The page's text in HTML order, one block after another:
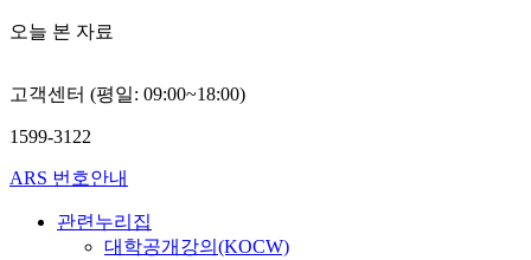
오늘 본 자료
고객센터 (평일: 09:00~18:00)
1599-3122
ARS 번호안내
관련누리집
대학공개강의(KOCW)